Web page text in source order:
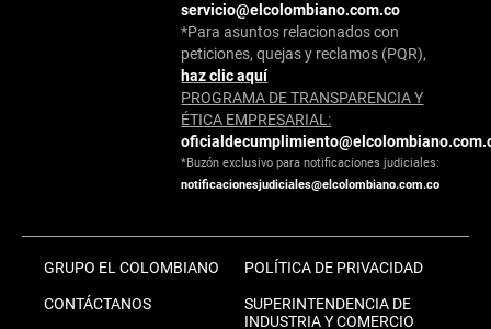
servicio@elcolombiano.com.co
*Para asuntos relacionados con
peticiones, quejas y reclamos (PQR),
haz clic aquí
PROGRAMA DE TRANSPARENCIA Y
ÉTICA EMPRESARIAL:
*Buzón exclusivo para notificaciones judiciales:
notificacionesjudiciales@elcolombiano.com.co
GRUPO EL COLOMBIANO
CONTÁCTANOS
POLÍTICA DE PRIVACIDAD
SUPERINTENDENCIA DE
INDUSTRIA Y COMERCIO